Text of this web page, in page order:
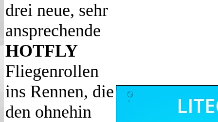
drei neue, sehr
ansprechende
HOTFLY
Fliegenrollen
ins Rennen, die
den ohnehin